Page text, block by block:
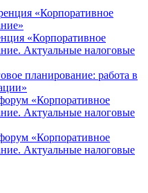
«Корпоративное
«Корпоративное
Актуальные налоговые
планирование: работа в
«Корпоративное
Актуальные налоговые
«Корпоративное
Актуальные налоговые